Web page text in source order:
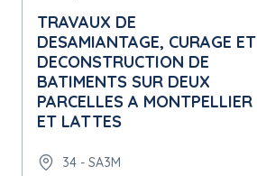
TRAVAUX DE
DESAMIANTAGE, CURAGE ET
DECONSTRUCTION DE
BATIMENTS SUR DEUX
PARCELLES A MONTPELLIER
ET LATTES
34 - SA3M